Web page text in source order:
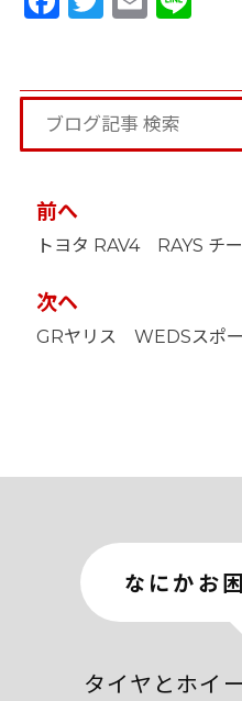
投
稿
ナ
ゲ
シ
前へ
トヨタ RAV4 RAYS チ
次ヘ
GRヤリス WEDSスポ
なにかお
タイヤとホイ